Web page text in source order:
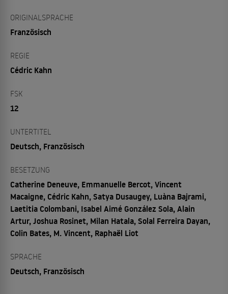
ORIGINALSPRACHE
Französisch
REGIE
Cédric Kahn
FSK
12
UNTERTITEL
Deutsch, Französisch
BESETZUNG
Catherine Deneuve, Emmanuelle Bercot, Vincent
Macaigne, Cédric Kahn, Satya Dusaugey, Luàna Bajrami,
Laetitia Colombani, Isabel Aimé González Sola, Alain
Artur, Joshua Rosinet, Milan Hatala, Solal Ferreira Dayan,
Colin Bates, M. Vincent, Raphaël Liot
SPRACHE
Deutsch, Französisch